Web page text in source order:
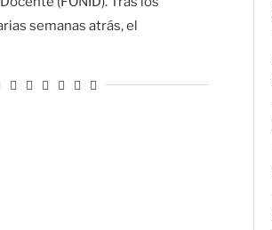
semanas atrás, el